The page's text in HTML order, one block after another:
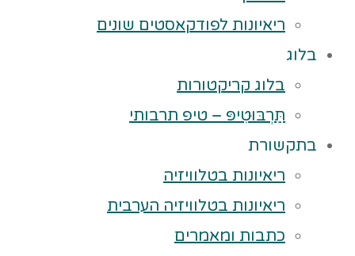
ריאיונות לפודקאסטים שונים
בלוג
בלוג קריקטורות
תַּרְבּוּטִיפּ – טיפ תרבותי
בתקשורת
ריאיונות בטלוויזיה
ריאיונות בטלוויזיה הערבית
כתבות ומאמרים